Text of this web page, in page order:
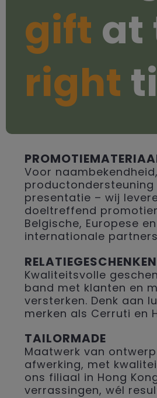
gift at
right
Voor naambekendheid,
productondersteuning
presentatie – wij
doeltreffend
Belgische, Europese en
internationale
RELATIEGESCHENKEN
Kwaliteitsvolle
band met klanten en
versterken. Denk aan
merken als Cerruti en
TAILORMADE
Maatwerk van
afwerking, met
ons filiaal in Hong
verrassingen, wél